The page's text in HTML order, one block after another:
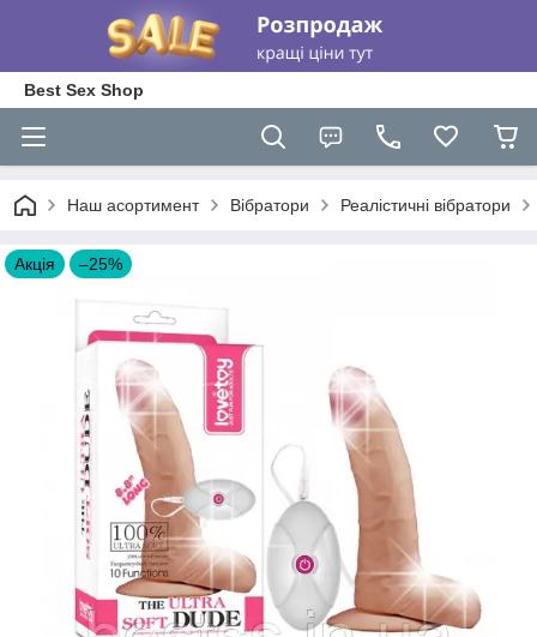
Best Sex Shop
Наш асортимент Вібратори Реалістичні вібратори
Акція –25%